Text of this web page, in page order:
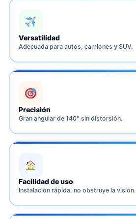
Versatilidad
Adecuada para autos, camiones y SUV.
Precisión
Gran angular de 140° sin distorsión.
Facilidad de uso
Instalación rápida, no obstruye la visión.